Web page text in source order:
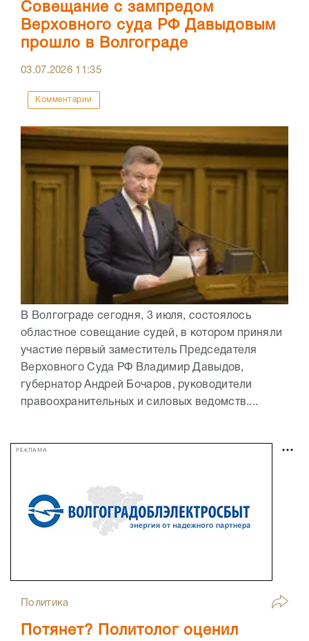
Совещание с зампредом
Верховного суда РФ Давыдовым
прошло в Волгограде
03.07.2026 11:35
Комментарии
В Волгограде сегодня, 3 июля, состоялось
областное совещание судей, в котором приняли
участие первый заместитель Председателя
Верховного Суда РФ Владимир Давыдов,
губернатор Андрей Бочаров, руководители
правоохранительных и силовых ведомств....
РЕКЛАМА
Политика
Потянет? Политолог оценил